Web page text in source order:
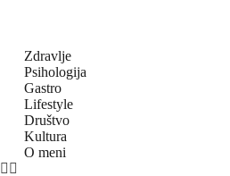
Zdravlje
Psihologija
Gastro
Lifestyle
Društvo
Kultura
O meni